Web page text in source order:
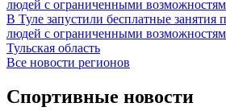
В Туле запустили бесплатные занятия
людей с ограниченными
Тульская область
Все новости регионов
Спортивные новости